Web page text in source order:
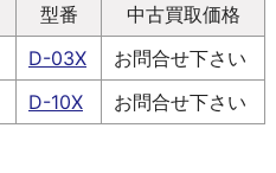
型番
中古買取価格
D-03X
お問合せ下さい
D-10X お問合せ下さい